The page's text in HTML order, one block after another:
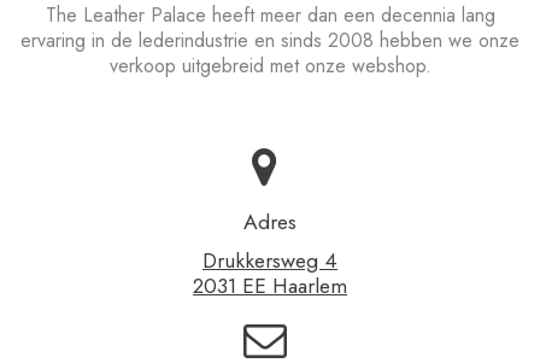
The Leather Palace heeft meer dan een decennia lang
ervaring in de lederindustrie en sinds 2008 hebben we onze
verkoop uitgebreid met onze webshop.
Adres
Drukkersweg 4
2031 EE Haarlem